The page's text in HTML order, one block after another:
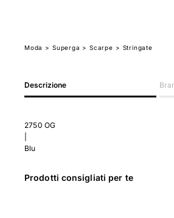
Moda >Superga > Scarpe > Stringate
Descrizione
2750 OG
Blu
Prodotti consigliati per te